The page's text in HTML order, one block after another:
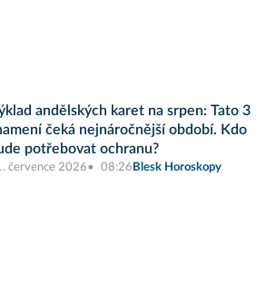
andělských karet na srpen: Tato 3
čeká nejnáročnější období. Kdo
potřebovat ochranu?
července 2026 08:26 Blesk Horoskopy